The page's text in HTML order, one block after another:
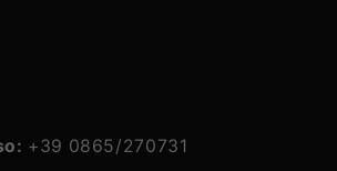
+39 0865/270731